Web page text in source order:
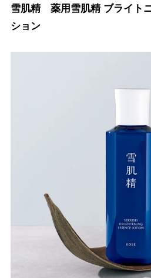
雪肌精 薬用雪肌精 ブライト
ション